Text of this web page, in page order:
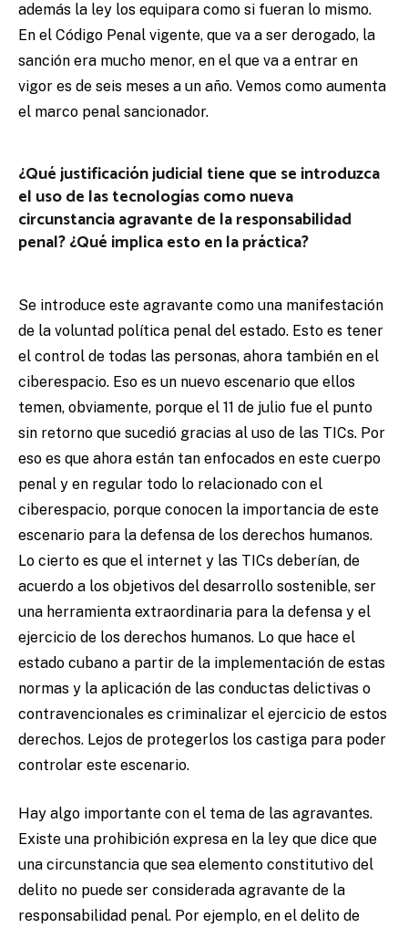
además la ley los equipara como si fueran lo mismo.
En el Código Penal vigente, que va a ser derogado, la
sanción era mucho menor, en el que va a entrar en
vigor es de seis meses a un año. Vemos como aumenta
el marco penal sancionador.
¿Qué justificación judicial tiene que se introduzca
el uso de las tecnologías como nueva
circunstancia agravante de la responsabilidad
penal? ¿Qué implica esto en la práctica?
Se introduce este agravante como una manifestación
de la voluntad política penal del estado. Esto es tener
el control de todas las personas, ahora también en el
ciberespacio. Eso es un nuevo escenario que ellos
temen, obviamente, porque el 11 de julio fue el punto
sin retorno que sucedió gracias al uso de las TICs. Por
eso es que ahora están tan enfocados en este cuerpo
penal y en regular todo lo relacionado con el
ciberespacio, porque conocen la importancia de este
escenario para la defensa de los derechos humanos.
Lo cierto es que el internet y las TICs deberían, de
acuerdo a los objetivos del desarrollo sostenible, ser
una herramienta extraordinaria para la defensa y el
ejercicio de los derechos humanos. Lo que hace el
estado cubano a partir de la implementación de estas
normas y la aplicación de las conductas delictivas o
contravencionales es criminalizar el ejercicio de estos
derechos. Lejos de protegerlos los castiga para poder
controlar este escenario.
Hay algo importante con el tema de las agravantes.
Existe una prohibición expresa en la ley que dice que
una circunstancia que sea elemento constitutivo del
delito no puede ser considerada agravante de la
responsabilidad penal. Por ejemplo, en el delito de